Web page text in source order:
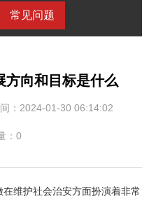
常见问题
方向和目标是什么
：2024-01-30 06:14:02
：0
维护社会治安方面扮演着非常